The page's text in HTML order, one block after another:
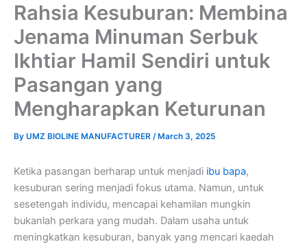
Rahsia Kesuburan: Membina
Jenama Minuman Serbuk
Ikhtiar Hamil Sendiri untuk
Pasangan yang
Mengharapkan Keturunan
By UMZ BIOLINE MANUFACTURER / March 3, 2025
Ketika pasangan berharap untuk menjadi ibu bapa,
kesuburan sering menjadi fokus utama. Namun, untuk
sesetengah individu, mencapai kehamilan mungkin
bukanlah perkara yang mudah. Dalam usaha untuk
meningkatkan kesuburan, banyak yang mencari kaedah